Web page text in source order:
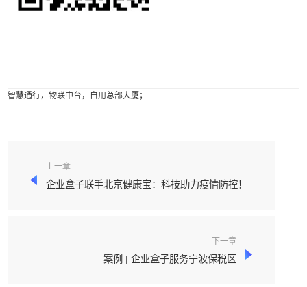
智慧通行，物联中台，自用总部大厦；
上一章
企业盒子联手北京健康宝：科技助力疫情防控！
下一章
案例 | 企业盒子服务宁波保税区